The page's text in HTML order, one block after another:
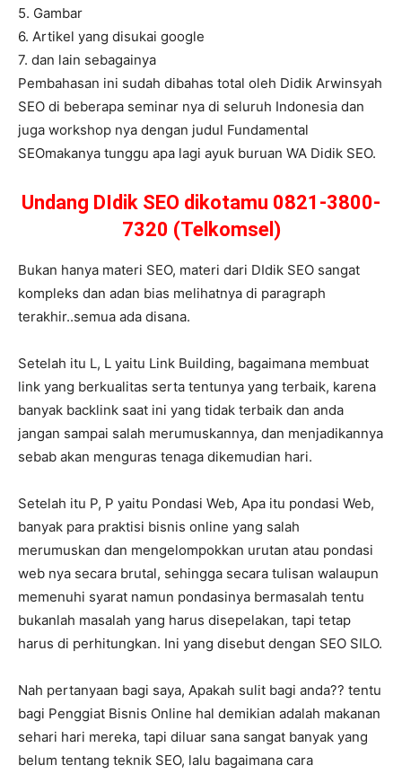
5. Gambar
6. Artikel yang disukai google
7. dan lain sebagainya
Pembahasan ini sudah dibahas total oleh Didik Arwinsyah
SEO di beberapa seminar nya di seluruh Indonesia dan
juga workshop nya dengan judul Fundamental
SEOmakanya tunggu apa lagi ayuk buruan WA Didik SEO.
Undang DIdik SEO dikotamu 0821-3800-
7320 (Telkomsel)
Bukan hanya materi SEO, materi dari DIdik SEO sangat
kompleks dan adan bias melihatnya di paragraph
terakhir..semua ada disana.
Setelah itu L, L yaitu Link Building, bagaimana membuat
link yang berkualitas serta tentunya yang terbaik, karena
banyak backlink saat ini yang tidak terbaik dan anda
jangan sampai salah merumuskannya, dan menjadikannya
sebab akan menguras tenaga dikemudian hari.
Setelah itu P, P yaitu Pondasi Web, Apa itu pondasi Web,
banyak para praktisi bisnis online yang salah
merumuskan dan mengelompokkan urutan atau pondasi
web nya secara brutal, sehingga secara tulisan walaupun
memenuhi syarat namun pondasinya bermasalah tentu
bukanlah masalah yang harus disepelakan, tapi tetap
harus di perhitungkan. Ini yang disebut dengan SEO SILO.
Nah pertanyaan bagi saya, Apakah sulit bagi anda?? tentu
bagi Penggiat Bisnis Online hal demikian adalah makanan
sehari hari mereka, tapi diluar sana sangat banyak yang
belum tentang teknik SEO, lalu bagaimana cara